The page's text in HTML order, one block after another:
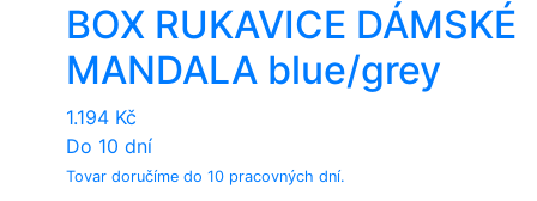
BOX RUKAVICE DÁMSKÉ
MANDALA blue/grey
1.194 Kč
Do 10 dní
Tovar doručíme do 10 pracovných dní.